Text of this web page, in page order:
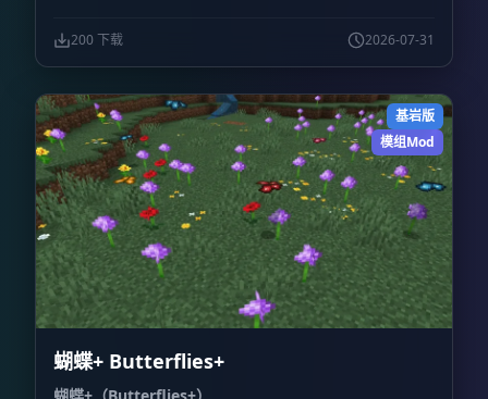
200 下载 2026-07-31
基岩版
模组Mod
蝴蝶+ Butterflies+
蝴蝶+（Butterflies+）